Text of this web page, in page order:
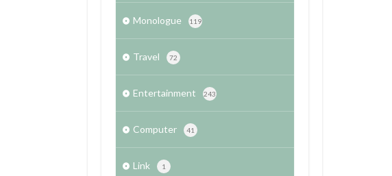
Monologue 119
Travel 72
Entertainment 243
Computer 41
Link 1